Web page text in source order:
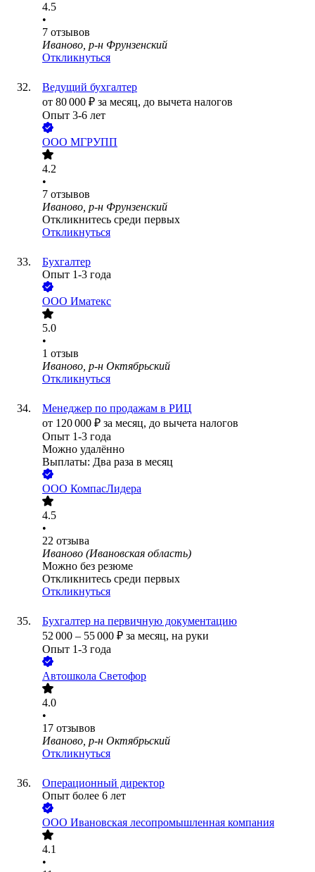
4.5
•
7 отзывов
Иваново, р-н Фрунзенский
Откликнуться
Ведущий бухгалтер
от 80 000 ₽ за месяц, до вычета налогов
Опыт 3-6 лет
ООО МГРУПП
4.2
•
7 отзывов
Иваново, р-н Фрунзенский
Откликнитесь среди первых
Откликнуться
Бухгалтер
Опыт 1-3 года
ООО Иматекс
5.0
•
1 отзыв
Иваново, р-н Октябрьский
Откликнуться
Менеджер по продажам в РИЦ
от 120 000 ₽ за месяц, до вычета налогов
Опыт 1-3 года
Можно удалённо
Выплаты: Два раза в месяц
ООО КомпасЛидера
4.5
•
22 отзыва
Иваново (Ивановская область)
Можно без резюме
Откликнитесь среди первых
Откликнуться
Бухгалтер на первичную документацию
52 000 – 55 000 ₽ за месяц, на руки
Опыт 1-3 года
Автошкола Светофор
4.0
•
17 отзывов
Иваново, р-н Октябрьский
Откликнуться
Операционный директор
Опыт более 6 лет
ООО Ивановская лесопромышленная компания
4.1
•